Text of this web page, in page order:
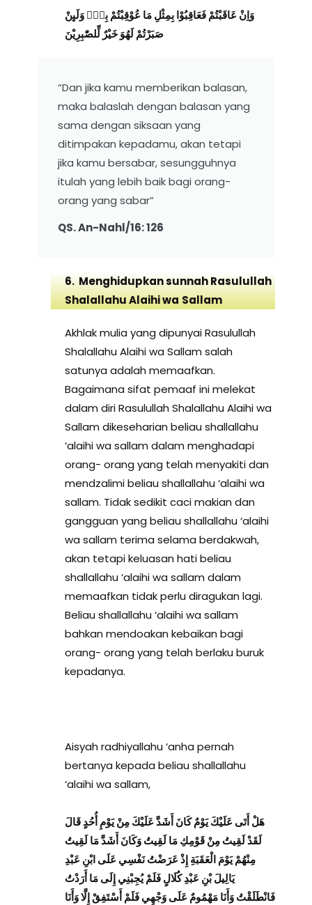
وَاِنْ عَاقَبْتُمْ فَعَاقِبُوْا بِمِثْلِ مَا عُوْقِبْتُمْ بِهٖۗ وَلَىِٕنْ
صَبَرْتُمْ لَهُوَ خَيْرٌ لِّلصّٰبِرِيْنَ
“Dan jika kamu memberikan balasan,
maka balaslah dengan balasan yang
sama dengan siksaan yang
ditimpakan kepadamu, akan tetapi
jika kamu bersabar, sesungguhnya
itulah yang lebih baik bagi orang-
orang yang sabar”
QS. An-Nahl/16: 126
6. Menghidupkan sunnah Rasulullah
Shalallahu Alaihi waSallam
Akhlak mulia yang dipunyai Rasulullah
Shalallahu Alaihi wa Sallam salah
satunya adalah memaafkan.
Bagaimana sifat pemaaf ini melekat
dalam diri Rasulullah Shalallahu Alaihi wa
Sallam dikeseharian beliau shallallahu
‘alaihi wa sallam dalam menghadapi
orang- orang yang telah menyakiti dan
mendzalimi beliau shallallahu ‘alaihi wa
sallam. Tidak sedikit caci makian dan
gangguan yang beliau shallallahu ‘alaihi
wa sallam terima selama berdakwah,
akan tetapi keluasan hati beliau
shallallahu ‘alaihi wa sallam dalam
memaafkan tidak perlu diragukan lagi.
Beliau shallallahu ‘alaihi wa sallam
bahkan mendoakan kebaikan bagi
orang- orang yang telah berlaku buruk
kepadanya.
Aisyah radhiyallahu ‘anha pernah
bertanya kepada beliau shallallahu
‘alaihi wa sallam,
هَلْ أَتَى عَلَيْكَ يَوْمٌ كَانَ أَشَدَّ عَلَيْكَ مِنْ يَوْمِ أُحُدٍ قَالَ
لَقَدْ لَقِيتُ مِنْ قَوْمِكِ مَا لَقِيتُ وَكَانَ أَشَدَّ مَا لَقِيتُ
مِنْهُمْ يَوْمَ الْعَقَبَةِ إِذْ عَرَضْتُ نَفْسِي عَلَى ابْنِ عَبْدِ
يَالِيلَ بْنِ عَبْدِ كُلَالٍ فَلَمْ يُجِبْنِي إِلَى مَا أَرَدْتُ
فَانْطَلَقْتُ وَأَنَا مَهْمُومٌ عَلَى وَجْهِي فَلَمْ أَسْتَفِقْ إِلَّا وَأَنَا